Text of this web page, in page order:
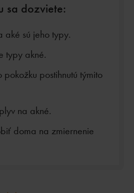
sa dozviete:
aké sú jeho typy.
typy akné.
postihnutú týmito
na akné.
doma na zmiernenie